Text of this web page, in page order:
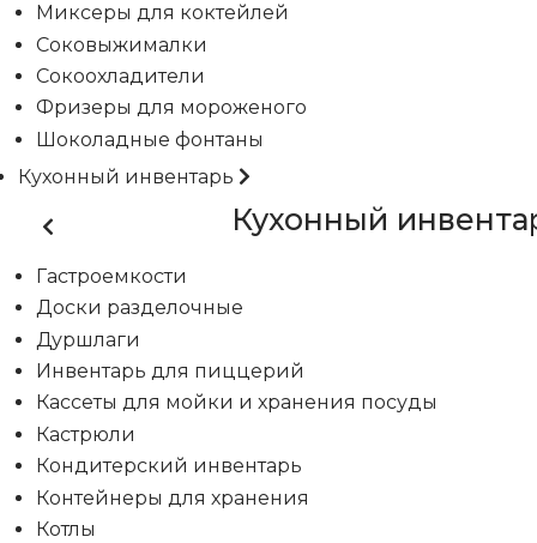
Миксеры для коктейлей
Соковыжималки
Сокоохладители
Фризеры для мороженого
Шоколадные фонтаны
Кухонный инвентарь
Кухонный
Гастроемкости
Доски разделочные
Дуршлаги
Инвентарь для пиццерий
Кассеты для мойки и хранения посуды
Кастрюли
Кондитерский инвентарь
Контейнеры для хранения
Котлы